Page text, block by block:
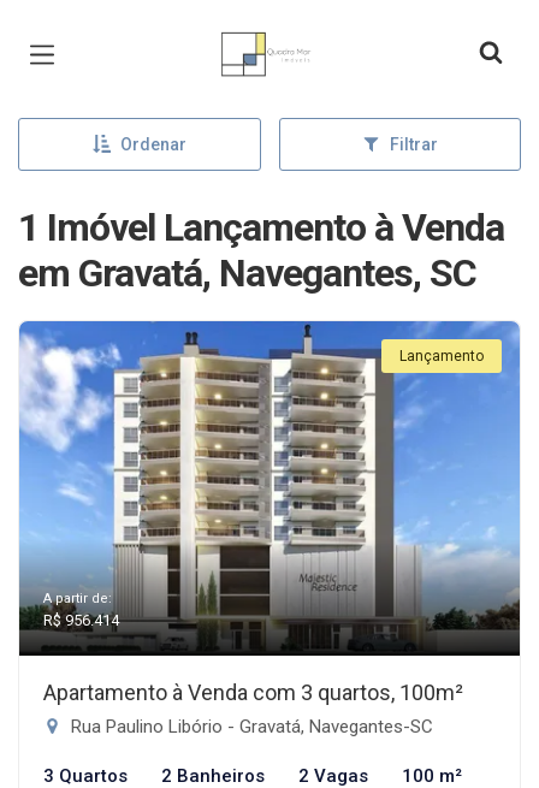
Página inicial
Ordenar Filtrar
1 Imóvel Lançamento à Venda
em Gravatá, Navegantes, SC
Lançamento
A partir de:
R$ 956.414
Apartamento à Venda com 3 quartos, 100m²
Rua Paulino Libório - Gravatá, Navegantes-SC
3 Quartos 2 Banheiros 2 Vagas 100 m²